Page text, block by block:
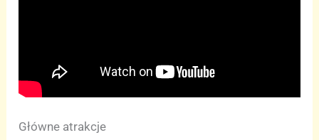
Główne atrakcje